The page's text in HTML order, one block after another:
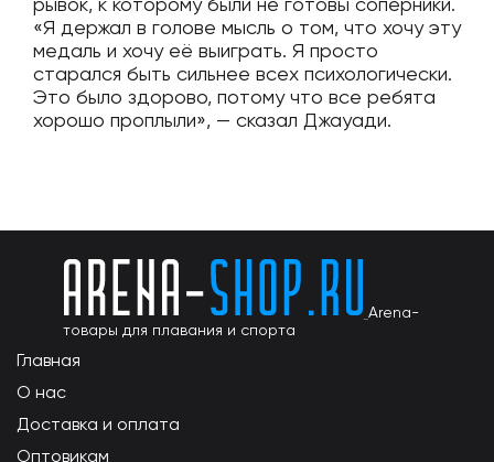
«Я держал в голове мысль о том, что хочу эту
медаль и хочу её выиграть. Я просто
старался быть сильнее всех психологически.
Это было здорово, потому что все ребята
хорошо проплыли», — сказал Джауади.
Arena-
товары для плавания и спорта
Главная
О нас
Доставка и оплата
Оптовикам